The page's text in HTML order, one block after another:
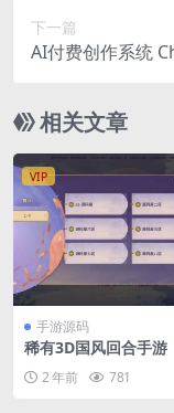
下一篇
AI付费创作系统
相关文章
VIP
手游源码
稀有3D国风回合手游
海之境】Linux无限开
本+使用教程+视频教程
2 年前 781